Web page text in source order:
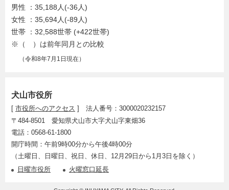
犬山市役所
[ 市役所へのアクセス ] 法人番号：3000020232157
〒484-8501 愛知県犬山市大字犬山字東畑36
電話：0568-61-1800
開庁時間：午前9時00分から午後4時00分
（土曜日、日曜日、祝日、休日、12月29日から1月3日を除く）
日曜市役所
火曜窓口延長
男性 ：35,188人(-36人)
女性 ：35,694人(-89人)
世帯 ：32,588世帯 (+422世帯)
※（ ）は前年同月との比較
（令和8年7月1日現在）